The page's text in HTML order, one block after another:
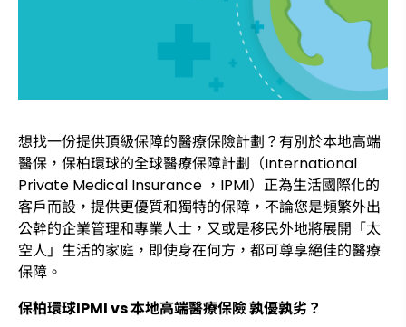
想找一份提供頂級保障的醫療保險計劃？有別於本地高端
醫保，保柏環球的全球醫療保障計劃（International
Private Medical Insurance ，IPMI）正為生活國際化的
客戶而設，提供更優質和獨特的保障，不論您是頻繁外出
公幹的企業管理和專業人士，又或是移民外地將展開「太
空人」生活的家庭，即使身在何方，都可尊享絕佳的醫療
保障。
保柏環球IPMI vs 本地高端醫療保險 孰優孰劣？